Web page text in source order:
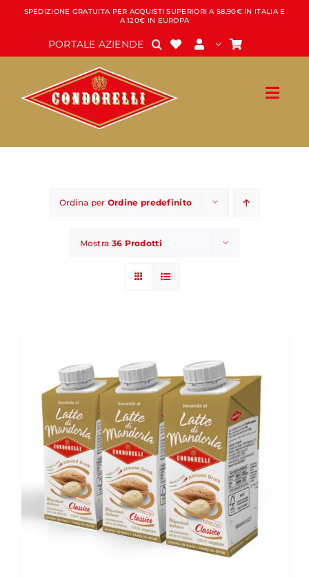
Salta
contenuto
SPEDIZIONE GRATUITA PER ACQUISTI SUPERIORI A 58,90€ IN ITALIA E
A 120€ IN EUROPA
PORTALE AZIENDE
Ordina per Ordine predefinito
Mostra 36 Prodotti